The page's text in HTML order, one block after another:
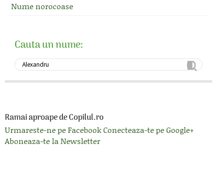
Nume norocoase
Cauta un nume:
Ramai aproape de Copilul.ro
Urmareste-ne pe FacebookConecteaza-te pe Google+
Aboneaza-te la Newsletter